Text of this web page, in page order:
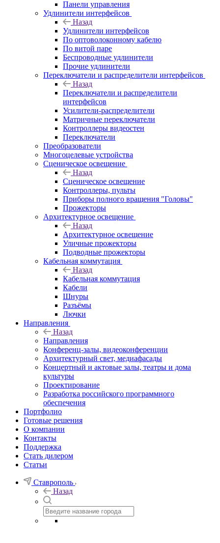
Панели управления
Удлинители интерфейсов
Назад
Удлинители интерфейсов
По оптоволоконному кабелю
По витой паре
Беспроводные удлинители
Прочие удлинители
Переключатели и распределители интерфейсов
Назад
Переключатели и распределители
интерфейсов
Усилители-распределители
Матричные переключатели
Контроллеры видеостен
Переключатели
Преобразователи
Многоцелевые устройства
Сценическое освещение
Назад
Сценическое освещение
Контроллеры, пульты
Приборы полного вращения "Головы"
Прожекторы
Архитектурное освещение
Назад
Архитектурное освещение
Уличные прожекторы
Подводные прожекторы
Кабельная коммутация
Назад
Кабельная коммутация
Кабели
Шнуры
Разъёмы
Лючки
Направления
Назад
Направления
Конференц-залы, видеоконференции
Архитектурный свет, медиафасады
Концертный и актовые залы, театры и дома
культуры
Проектирование
Разработка российского программного
обеспечения
Портфолио
Готовые решения
О компании
Контакты
Поддержка
Стать дилером
Статьи
Ставрополь
Назад